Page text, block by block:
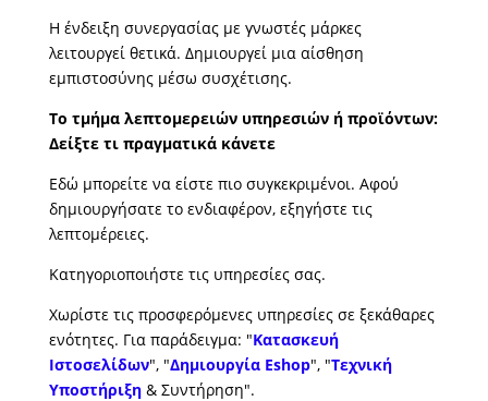
Η ένδειξη συνεργασίας με γνωστές μάρκες
λειτουργεί θετικά. Δημιουργεί μια αίσθηση
εμπιστοσύνης μέσω συσχέτισης.
Το τμήμα λεπτομερειών υπηρεσιών ή προϊόντων:
Δείξτε τι πραγματικά κάνετε
Εδώ μπορείτε να είστε πιο συγκεκριμένοι. Αφού
δημιουργήσατε το ενδιαφέρον, εξηγήστε τις
λεπτομέρειες.
Κατηγοριοποιήστε τις υπηρεσίες σας.
Χωρίστε τις προσφερόμενες υπηρεσίες σε ξεκάθαρες
ενότητες. Για παράδειγμα: "Κατασκευή
Ιστοσελίδων", "Δημιουργία Eshop", "Τεχνική
Υποστήριξη& Συντήρηση".